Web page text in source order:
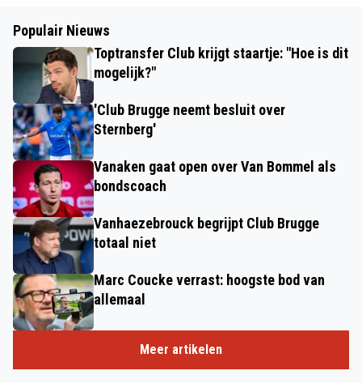
Populair Nieuws
Toptransfer Club krijgt staartje: "Hoe is dit
mogelijk?"
'Club Brugge neemt besluit over
Sternberg'
Vanaken gaat open over Van Bommel als
bondscoach
Vanhaezebrouck begrijpt Club Brugge
totaal niet
Marc Coucke verrast: hoogste bod van
allemaal
Meer artikelen